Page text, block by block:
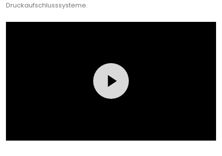
Druckaufschlusssysteme.